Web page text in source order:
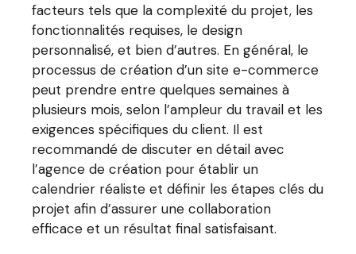
facteurs tels que la complexité du projet, les
fonctionnalités requises, le design
personnalisé, et bien d’autres. En général, le
processus de création d’un site e-commerce
peut prendre entre quelques semaines à
plusieurs mois, selon l’ampleur du travail et les
exigences spécifiques du client. Il est
recommandé de discuter en détail avec
l’agence de création pour établir un
calendrier réaliste et définir les étapes clés du
projet afin d’assurer une collaboration
efficace et un résultat final satisfaisant.